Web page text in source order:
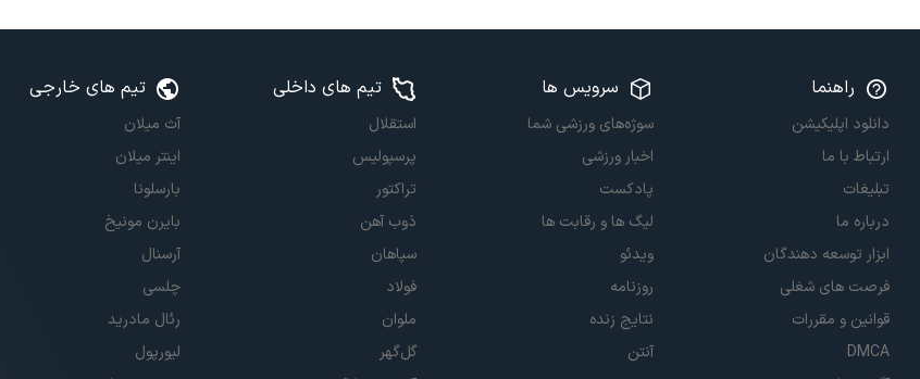
راهنما
دانلود اپلیکیشن
ارتباط با ما
تبلیغات
درباره ما
ابزار توسعه دهندگان
فرصت های شغلی
قوانین و مقررات
DMCA
سرویس ها
سوژه‌های ورزشی شما
اخبار ورزشی
پادکست
لیگ ها و رقابت ها
ویدئو
روزنامه
نتایج زنده
آنتن
تیم های داخلی
استقلال
پرسپولیس
تراکتور
ذوب آهن
سپاهان
فولاد
ملوان
گل‌گهر
تیم های خارجی
آث میلان
اینتر میلان
بارسلونا
بایرن مونیخ
آرسنال
چلسی
رئال مادرید
لیورپول